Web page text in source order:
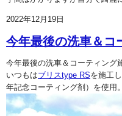
2022年12月19日
今年最後の洗車＆コ
今年最後の洗車＆コーティング
いつもはブリスtype RSを施工
年記念コーティング剤）を使用。